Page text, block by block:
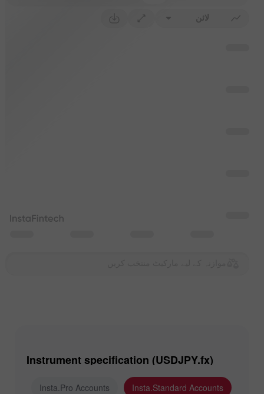
لائن
Instrument specification (USDJPY.fx)
Insta.Standard Accounts
Insta.Pro Accounts